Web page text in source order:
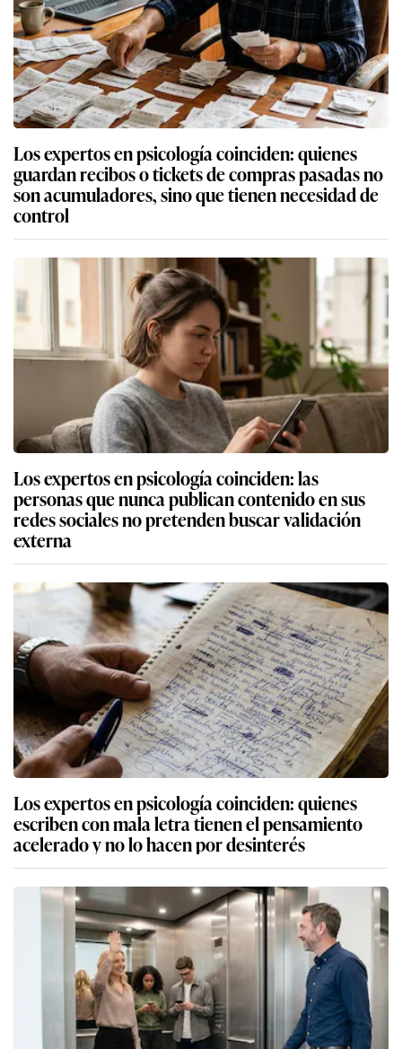
Los expertos en psicología coinciden: quienes
guardan recibos o tickets de compras pasadas no
son acumuladores, sino que tienen necesidad de
control
Los expertos en psicología coinciden: las
personas que nunca publican contenido en sus
redes sociales no pretenden buscar validación
externa
Los expertos en psicología coinciden: quienes
escriben con mala letra tienen el pensamiento
acelerado y no lo hacen por desinterés